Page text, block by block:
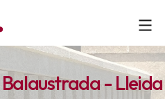
- Lleida